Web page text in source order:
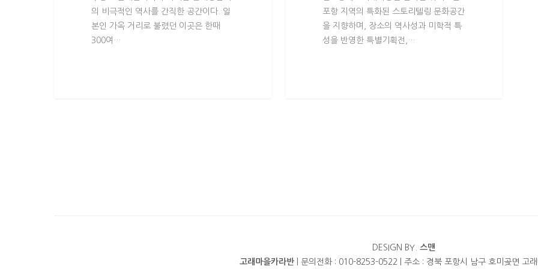
의 비극적인 역사를 간직한 공간이다. 일
본인 가옥 거리로 불렸던 이곳은 한때
300여…
포항 지역의 특화된 스토리텔링 문화공간
을 지향하며, 장소의 역사성과 미학적 특
성을 반영한 특별기획전,…
DESIGN BY. 스맨
고래마을카라반| 문의전화 : 010-8253-0522 | 주소 : 경북 포항시 남구 호미곶면 고